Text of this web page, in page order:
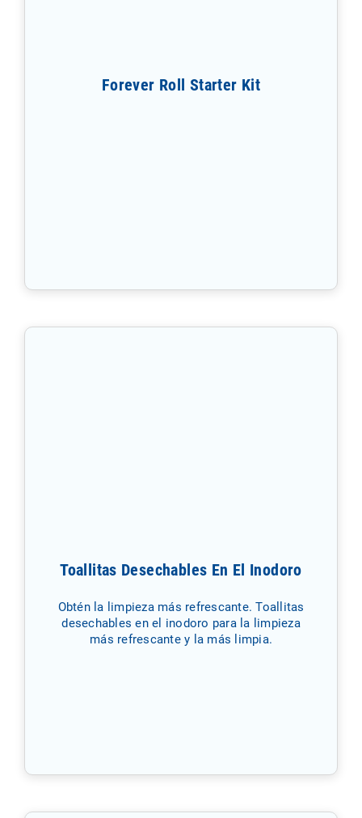
Forever Roll Starter Kit
Toallitas Desechables En El Inodoro
Obtén la limpieza más refrescante. Toallitas
desechables en el inodoro para la limpieza
más refrescante y la más limpia.